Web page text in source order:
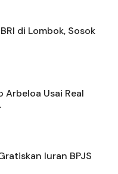
di Lombok, Sosok
Arbeloa Usai Real
Iuran BPJS